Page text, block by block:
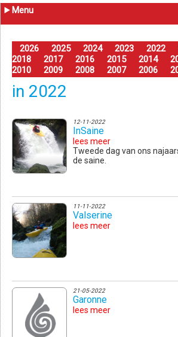
Menu
2026 2025 2024 2023 2022
2018
2017 2016 2015 2014
2010
2009 2008 2007 2006
in 2022
12-11-2022
InSaine
lees meer
Tweede dag van ons
de saine.
11-11-2022
Valserine
lees meer
21-05-2022
Garonne
lees meer